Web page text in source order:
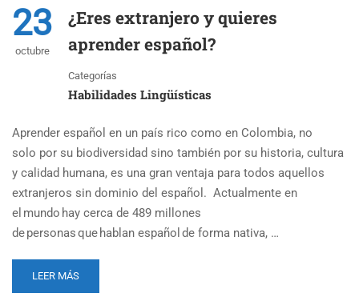
23
octubre
¿Eres extranjero y quieres
aprender español?
Categorías
Habilidades Lingüísticas
Aprender español en un país rico como en Colombia, no
solo por su biodiversidad sino también por su historia, cultura
y calidad humana, es una gran ventaja para todos aquellos
extranjeros sin dominio del español. Actualmente en
el mundo hay cerca de 489 millones
de personas que hablan español de forma nativa, …
LEER MÁS